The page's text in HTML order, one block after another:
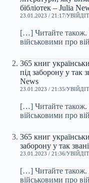
бібліотек – Julia
23.01.2023 / 21:17
[…] Читайте також.
військовими про
365 книг
під заборону у так
News
23.01.2023 / 21:35
[…] Читайте також.
військовими про
365 книг
заборону у так
23.01.2023 / 21:36
[…] Читайте також.
військовими про